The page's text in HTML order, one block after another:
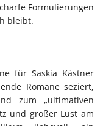
Formulierungen
bleibt.
für Saskia Kästner
Romane seziert,
zum „ultimativen
und großer Lust am